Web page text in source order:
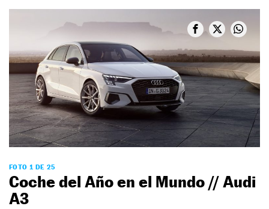
FOTO 1 DE 25
Coche del Año en el Mundo // Audi
A3